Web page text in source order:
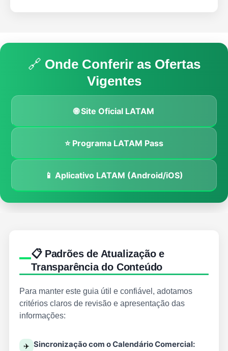
🔗 Onde Conferir as Ofertas
Vigentes
🌐 Site Oficial LATAM
⭐ Programa LATAM Pass
📱 Aplicativo LATAM (Android/iOS)
📋 Padrões de Atualização e
Transparência do Conteúdo
Para manter este guia útil e confiável, adotamos
critérios claros de revisão e apresentação das
informações:
✈️ Sincronização com o Calendário Comercial: